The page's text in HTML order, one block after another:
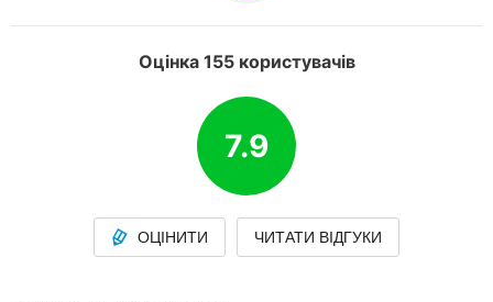
Оцінка 155 користувачів
7.9
ОЦІНИТИ ЧИТАТИ ВІДГУКИ